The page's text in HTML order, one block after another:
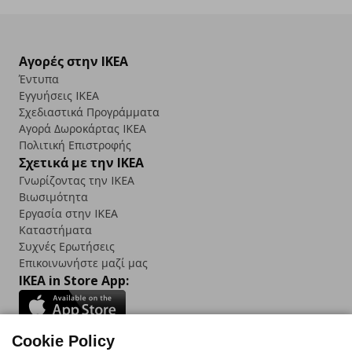
Αγορές στην IKEA
Έντυπα
Εγγυήσεις IKEA
Σχεδιαστικά Προγράμματα
Αγορά Δωρoκάρτας IKEA
Πολιτική Επιστροφής
Σχετικά με την IKEA
Γνωρίζοντας την IKEA
Βιωσιμότητα
Εργασία στην IKEA
Καταστήματα
Συχνές Ερωτήσεις
Επικοινωνήστε μαζί μας
IKEA in Store App:
Cookie Policy